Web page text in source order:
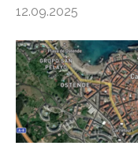
12.09.2025